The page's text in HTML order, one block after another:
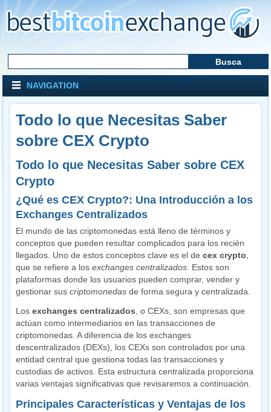
NAVIGATION
Todo lo que Necesitas Saber
sobre CEX Crypto
Todo lo que Necesitas Saber sobre CEX
Crypto
¿Qué es CEX Crypto?: Una Introducción a los
Exchanges Centralizados
El mundo de las criptomonedas está lleno de términos y
conceptos que pueden resultar complicados para los recién
llegados. Uno de estos conceptos clave es el decex crypto
que se refiere a losexchanges centralizados . Estos son
plataformas donde los usuarios pueden comprar, vender y
gestionar suscriptomonedas de forma segura y centralizada.
Losexchanges centralizados , o CEXs, son empresas que
actúan como intermediarios en las transacciones de
criptomonedas. A diferencia de los exchanges
descentralizados (DEXs), los CEXs son controlados por una
entidad central que gestiona todas las transacciones y
custodias de activos. Esta estructura centralizada proporciona
varias ventajas significativas que revisaremos a continuación.
Principales Características y Ventajas de los